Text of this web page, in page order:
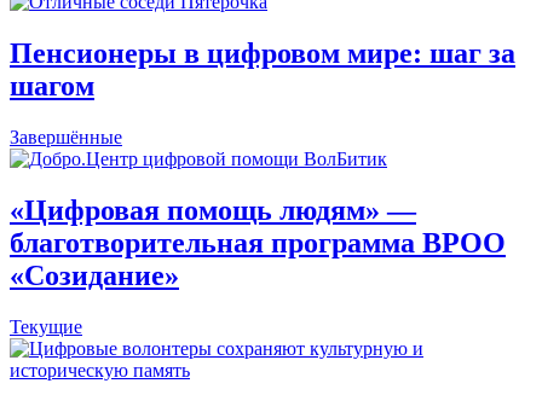
Пенсионеры в цифровом мире: шаг за
шагом
Завершённые
«Цифровая помощь людям» —
благотворительная программа ВРОО
«Созидание»
Текущие